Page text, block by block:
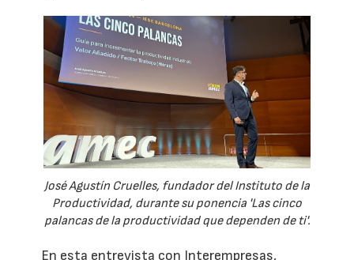
José Agustín Cruelles, fundador del Instituto de la
Productividad, durante su ponencia 'Las cinco
palancas de la productividad que dependen de ti'.
En esta entrevista con Interempresas,